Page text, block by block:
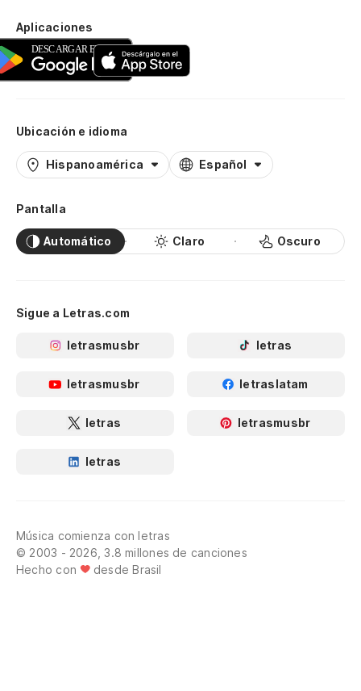
Aplicaciones
Ubicación e idioma
Hispanoamérica Español
Pantalla
Automático Claro Oscuro
Sigue a Letras.com
letrasmusbr letras
letrasmusbr letraslatam
letras letrasmusbr
letras
Música comienza con letras
© 2003 - 2026, 3.8 millones de canciones
Hecho con
desde Brasil